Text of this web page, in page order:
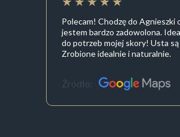
Polecam! Chodzę do Agnieszki
jestem bardzo zadowolona.
do potrzeb mojej skory! Usta
Zrobione idealnie i naturalnie.
Źródło: